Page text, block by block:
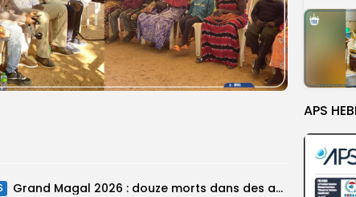
APS
Grand Magal 2026 : douze morts dans des accidents de la route...